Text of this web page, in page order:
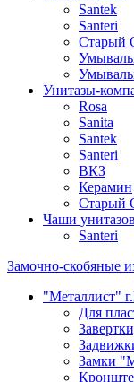
Santek
Santeri
Старый
Унитазы-
Rosa
Sanita
Santek
Santeri
ВКЗ
Керамин
Старый
Чаши унитазов
Santeri
Замочно-скобяные
"Металлист"
Для
Замки